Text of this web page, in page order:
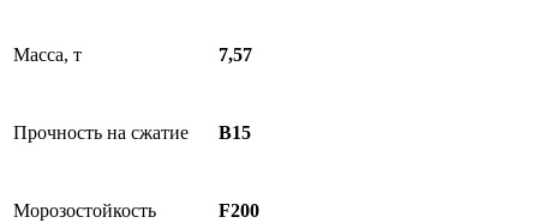
Масса, т 7,57
Прочность на сжатие B15
Морозостойкость F200